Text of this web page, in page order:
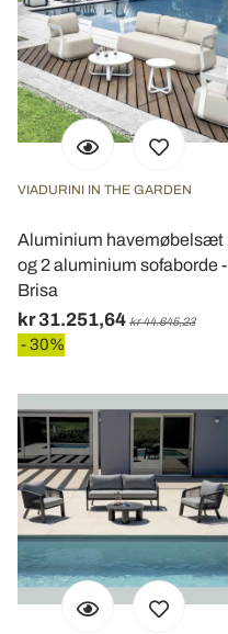
VIADURINI IN THE GARDEN
Aluminium havemøbelsæt
og 2 aluminium sofaborde -
Brisa
kr 31.251,64 kr 44.645,23
- 30%